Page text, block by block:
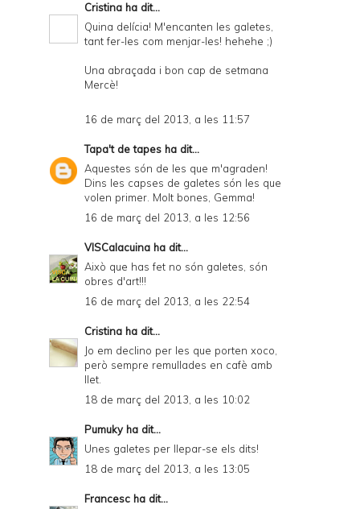
Cristina ha dit...
Quina delícia! M'encanten les galetes,
tant fer-les com menjar-les! hehehe ;)
Una abraçada i bon cap de setmana
Mercè!
16 de març del 2013, a les 11:57
Tapa't de tapes ha dit...
Aquestes són de les que m'agraden!
Dins les capses de galetes són les que
volen primer. Molt bones, Gemma!
16 de març del 2013, a les 12:56
VISCalacuina ha dit...
Això que has fet no són galetes, són
obres d'art!!!
16 de març del 2013, a les 22:54
Cristina ha dit...
Jo em declino per les que porten xoco,
però sempre remullades en cafè amb
llet.
18 de març del 2013, a les 10:02
Pumukyha dit...
Unes galetes per llepar-se els dits!
18 de març del 2013, a les 13:05
Francesc ha dit...